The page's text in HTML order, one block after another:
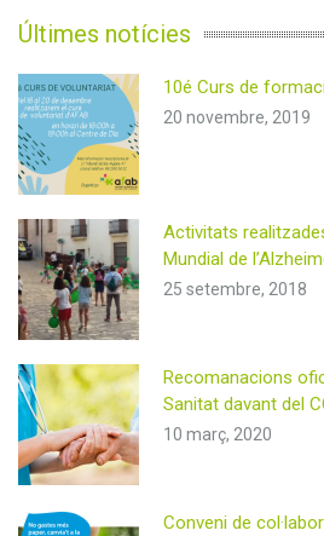
Últimes notícies
10é Curs de
20 novembre, 2019
Activitats
Mundial de
25 setembre, 2018
Recomanacions
Sanitat davant del
10 març, 2020
Conveni de